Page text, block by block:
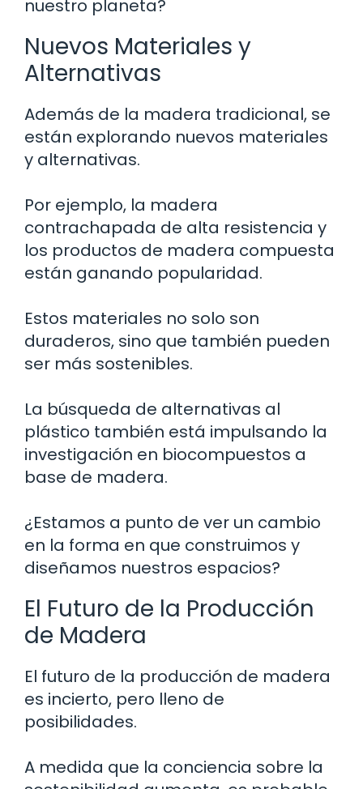
nuestro planeta?
Nuevos Materiales y
Alternativas
Además de la madera tradicional, se
están explorando nuevos materiales
y alternativas.
Por ejemplo, la madera
contrachapada de alta resistencia y
los productos de madera compuesta
están ganando popularidad.
Estos materiales no solo son
duraderos, sino que también pueden
ser más sostenibles.
La búsqueda de alternativas al
plástico también está impulsando la
investigación en biocompuestos a
base de madera.
¿Estamos a punto de ver un cambio
en la forma en que construimos y
diseñamos nuestros espacios?
El Futuro de la Producción
de Madera
El futuro de la producción de madera
es incierto, pero lleno de
posibilidades.
A medida que la conciencia sobre la